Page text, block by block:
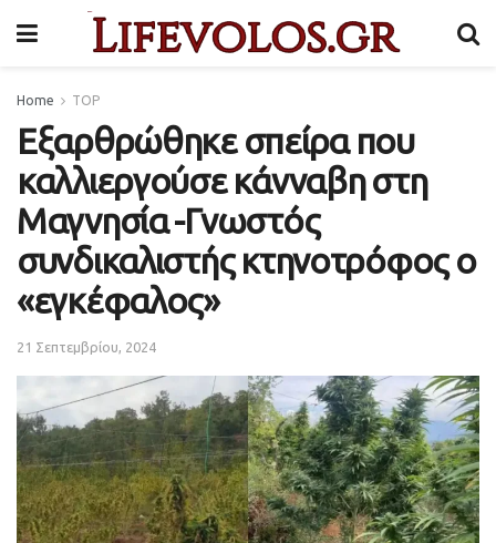
Home TOP
Εξαρθρώθηκε σπείρα που
καλλιεργούσε κάνναβη στη
Μαγνησία -Γνωστός
συνδικαλιστής κτηνοτρόφος ο
«εγκέφαλος»
21 Σεπτεμβρίου, 2024